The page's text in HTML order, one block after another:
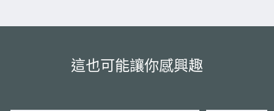
這也可能讓你感興趣